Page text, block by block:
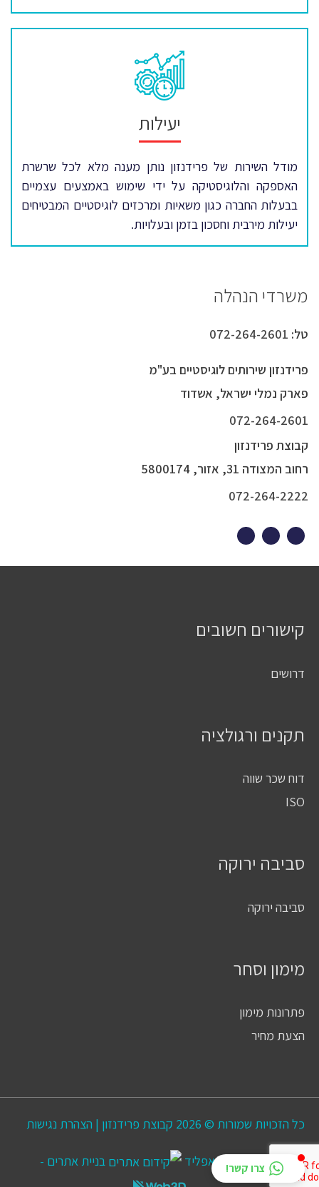
יעילות
מודל השירות של פרידנזון נותן מענה מלא לכל שרשרת
האספקה והלוגיסטיקה על ידי שימוש באמצעים עצמיים
בבעלות החברה כגון משאיות ומרכזים לוגיסטיים המבטיחים
יעילות מירבית וחסכון בזמן ובעלויות.
משרדי הנהלה
טל: 072-264-2601
פרידנזון שירותים לוגיסטיים בע"מ
פארק נמלי ישראל, אשדוד
072-264-2601
קבוצת פרידנזון
רחוב המצודה 31, אזור, 5800174
072-264-2222
קישורים חשובים
דרושים
תקנים ורגולציה
דוח שכר שווה
ISO
סביבה ירוקה
סביבה ירוקה
מימון וסחר
פתרונות מימון
הצעת מחיר
כל הזכויות שמורות © 2026 קבוצת פרידנזון | הצהרת נגישות
קידום אתריםאפליד בניית אתרים - צרו קשר!